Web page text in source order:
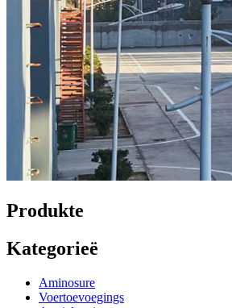
Produkte
Kategorieë
Aminosure
Voertoevoegings